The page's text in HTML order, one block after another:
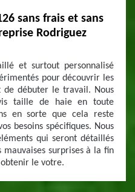
sans frais et sans
Rodriguez
et surtout personnalisé
pour découvrir les
de débuter le travail. Nous
taille de haie en toute
en sorte que cela reste
besoins spécifiques. Nous
qui seront détaillés
surprises à la fin
le votre.